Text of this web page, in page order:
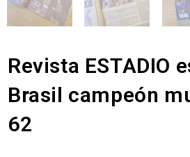
Revista ESTADIO
Brasil campeón
62